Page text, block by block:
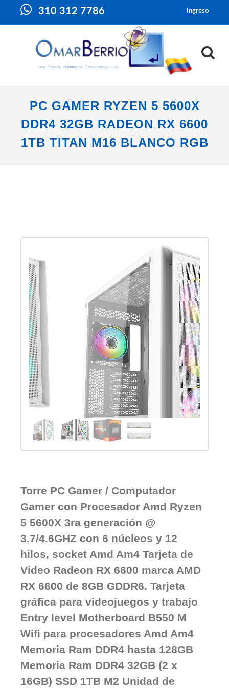
310 312 7786 Ingreso
PC GAMER RYZEN 5 5600X
DDR4 32GB RADEON RX 6600
1TB TITAN M16 BLANCO RGB
Torre PC Gamer / Computador
Gamer con Procesador Amd Ryzen
5 5600X 3ra generación @
3.7/4.6GHZ con 6 núcleos y 12
hilos, socket Amd Am4 Tarjeta de
Video Radeon RX 6600 marca AMD
RX 6600 de 8GB GDDR6. Tarjeta
gráfica para videojuegos y trabajo
Entry level Motherboard B550 M
Wifi para procesadores Amd Am4
Memoria Ram DDR4 hasta 128GB